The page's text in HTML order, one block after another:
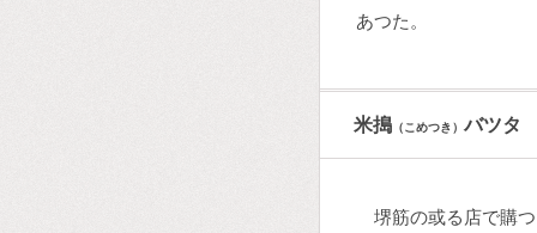
あつた。
米搗 （こめつき）バツタ
堺筋の或る店で購